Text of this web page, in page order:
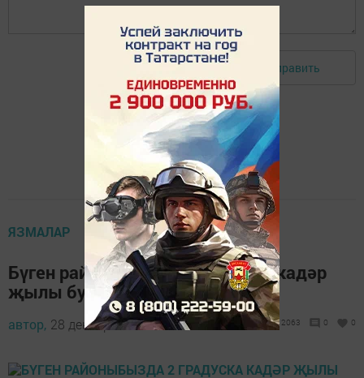
Авторизоваться Отправить
ЯЗМАЛАР
Бүген районыбызда 2 градуска кадәр
җылы булачак
автор, 28 декабрь 2017 - 07:37 2063 0 0